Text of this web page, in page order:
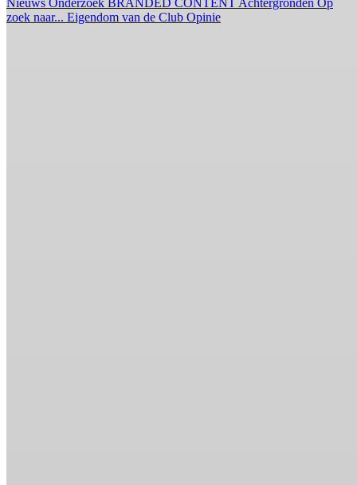
Nieuws Onderzoek BRANDED CONTENT Achtergronden Op
zoek naar... Eigendom van de Club Opinie